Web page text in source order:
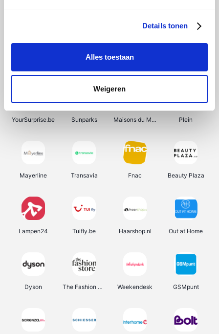
Details tonen
Alles toestaan
Weigeren
Shein Bergfreunde Pazzox Smartwatchbanden
YourSurprise.be Sunparks Maisons du Monde Plein
Mayerline Transavia Fnac Beauty Plaza
Lampen24 Tuifly.be Haarshop.nl Out at Home
Dyson The Fashion Store Weekendesk GSMpunt